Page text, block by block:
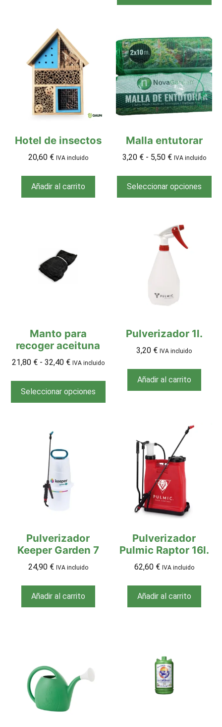
Hotel de insectos
20,60 € IVA incluido
Añadir al carrito
Malla entutorar
3,20 € - 5,50 € IVA incluido
Seleccionar opciones
Manto para
recoger aceituna
21,80 € - 32,40 € IVA incluido
Seleccionar opciones
Pulverizador 1l.
3,20 € IVA incluido
Añadir al carrito
Pulverizador
Keeper Garden 7
24,90 € IVA incluido
Añadir al carrito
Pulverizador
Pulmic Raptor 16l.
62,60 € IVA incluido
Añadir al carrito